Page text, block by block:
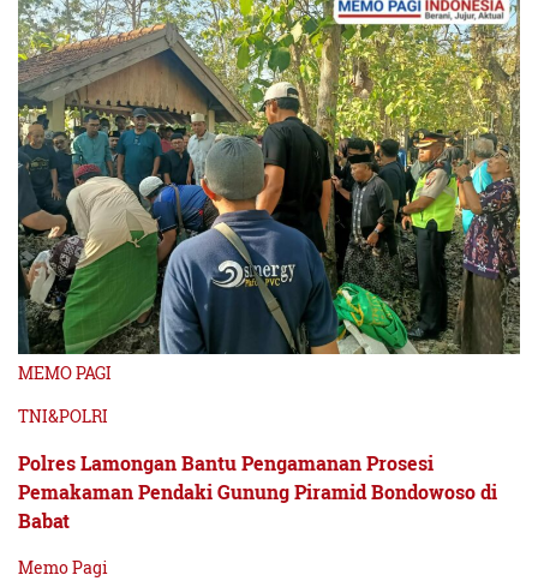
MEMO PAGI
TNI&POLRI
Polres Lamongan Bantu Pengamanan Prosesi
Pemakaman Pendaki Gunung Piramid Bondowoso di
Babat
Memo Pagi